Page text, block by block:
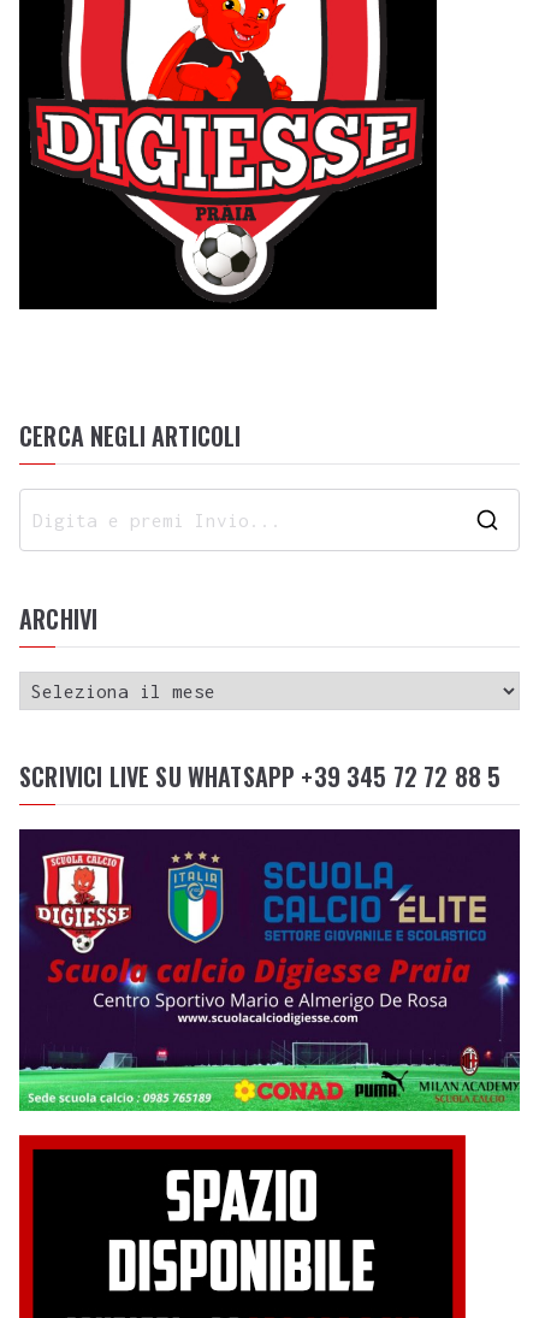
CERCA NEGLI ARTICOLI
ARCHIVI
SCRIVICI LIVE SU WHATSAPP +39 345 72 72 88 5